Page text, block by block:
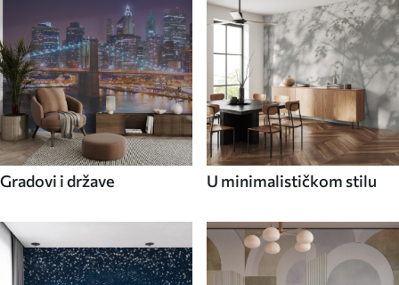
Gradovi i države U minimalističkom stilu